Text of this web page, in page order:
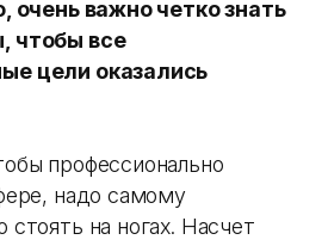
очень важно четко знать
чтобы все
цели оказались
профессионально
надо самому
стоять на ногах. Насчет